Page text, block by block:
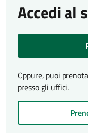
Accedi al
Oppure, puoi
presso gli uffici.